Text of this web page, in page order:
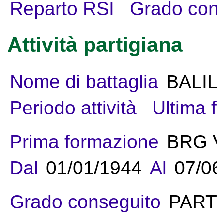
Reparto RSI Grado
Attività partigiana
Nome di battaglia
Periodo attività
Ultima
Prima formazione BRG
Dal 01/01/1944 Al 07/
Grado conseguito